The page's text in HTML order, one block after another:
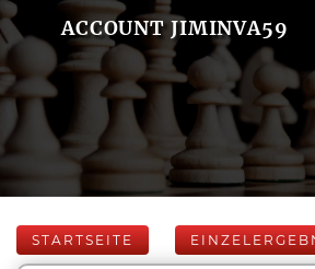
ACCOUNT JIMINVA59
STARTSEITE